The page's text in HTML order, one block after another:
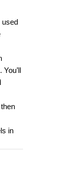
used
in